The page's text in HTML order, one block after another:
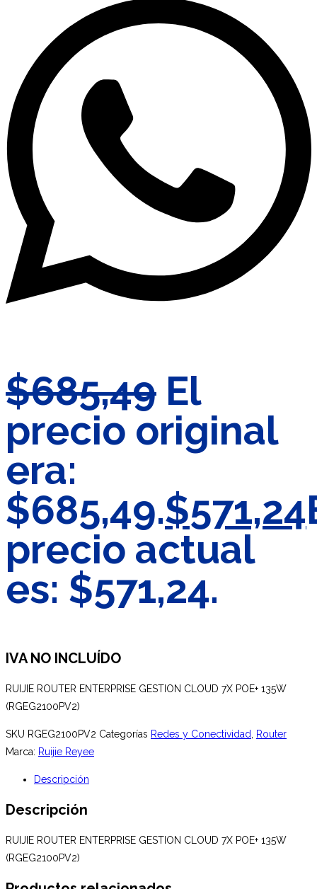
$685,49 El
precio original
era:
$685,49.$571,24
precio actual
es: $571,24.
IVA NO INCLUÍDO
RUIJIE ROUTER ENTERPRISE GESTION CLOUD 7X POE+ 135W
(RGEG2100PV2)
SKU RGEG2100PV2 Categorías Redes y Conectividad
Router
Marca: Ruijie Reyee
Descripción
Descripción
RUIJIE ROUTER ENTERPRISE GESTION CLOUD 7X POE+ 135W
(RGEG2100PV2)